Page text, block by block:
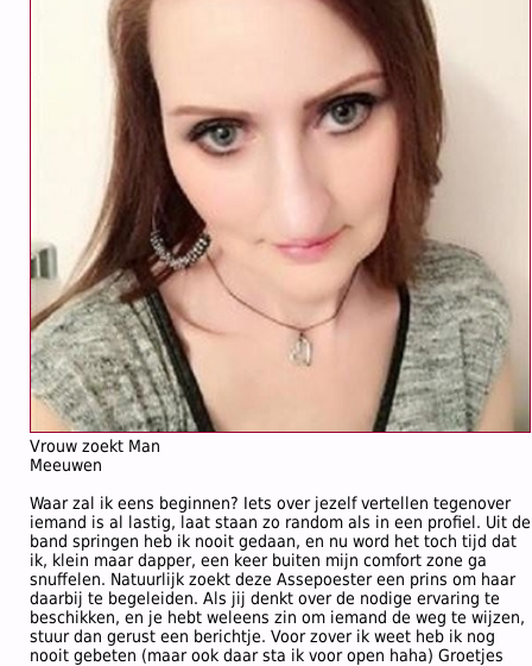
Vrouw zoekt Man
Meeuwen
Waar zal ik eens beginnen? Iets over jezelf vertellen tegenover
iemand is al lastig, laat staan zo random als in een profiel. Uit de
band springen heb ik nooit gedaan, en nu word het toch tijd dat
ik, klein maar dapper, een keer buiten mijn comfort zone ga
snuffelen. Natuurlijk zoekt deze Assepoester een prins om haar
daarbij te begeleiden. Als jij denkt over de nodige ervaring te
beschikken, en je hebt weleens zin om iemand de weg te wijzen,
stuur dan gerust een berichtje. Voor zover ik weet heb ik nog
nooit gebeten (maar ook daar sta ik voor open haha) Groetjes